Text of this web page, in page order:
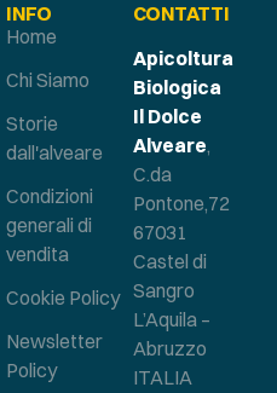
INFO
Home
Chi Siamo
Storie
dall'alveare
Condizioni
generali di
vendita
Cookie Policy
Newsletter
Policy
CONTATTI
Apicoltura
Biologica
Il Dolce
Alveare,
C.da
Pontone,72
67031
Castel di
Sangro
L’Aquila –
Abruzzo
ITALIA